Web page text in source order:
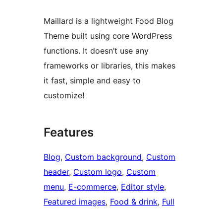
Maillard is a lightweight Food Blog
Theme built using core WordPress
functions. It doesn’t use any
frameworks or libraries, this makes
it fast, simple and easy to
customize!
Features
Blog, Custom background, Custom
header, Custom logo, Custom
menu, E-commerce, Editor style
Featured images, Food & drink, Full